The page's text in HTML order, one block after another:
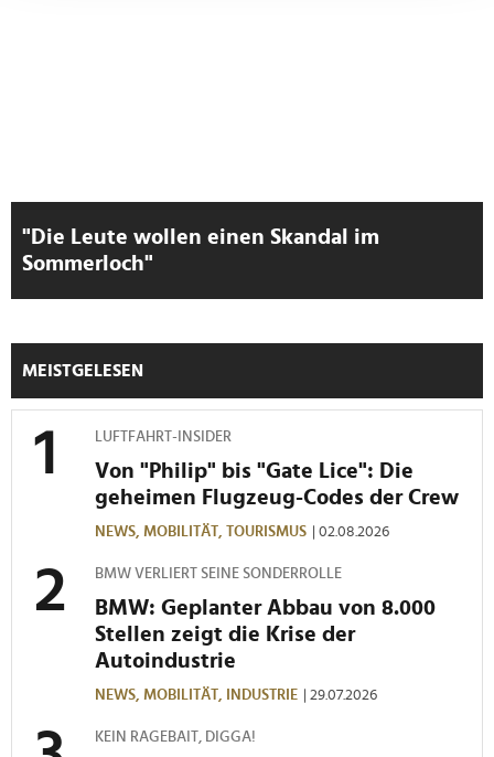
weiteren Daten zusammen, die Sie ihnen bereitgestellt
haben oder die sie im Rahmen Ihrer Nutzung der Dienste
gesammelt haben.
"Die Leute wollen einen Skandal im
Sommerloch"
MEISTGELESEN
LUFTFAHRT-INSIDER
Von "Philip" bis "Gate Lice": Die
geheimen Flugzeug-Codes der Crew
NEWS, MOBILITÄT, TOURISMUS | 02.08.2026
BMW VERLIERT SEINE SONDERROLLE
BMW: Geplanter Abbau von 8.000
Stellen zeigt die Krise der
Autoindustrie
NEWS, MOBILITÄT, INDUSTRIE | 29.07.2026
KEIN RAGEBAIT, DIGGA!